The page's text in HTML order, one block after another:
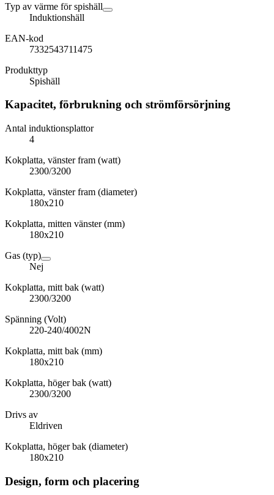
Typ av värme för spishäll
Induktionshäll
EAN-kod
7332543711475
Produkttyp
Spishäll
Kapacitet, förbrukning och strömförsörjning
Antal induktionsplattor
4
Kokplatta, vänster fram (watt)
2300/3200
Kokplatta, vänster fram (diameter)
180x210
Kokplatta, mitten vänster (mm)
180x210
Gas (typ)
Nej
Kokplatta, mitt bak (watt)
2300/3200
Spänning (Volt)
220-240/4002N
Kokplatta, mitt bak (mm)
180x210
Kokplatta, höger bak (watt)
2300/3200
Drivs av
Eldriven
Kokplatta, höger bak (diameter)
180x210
Design, form och placering